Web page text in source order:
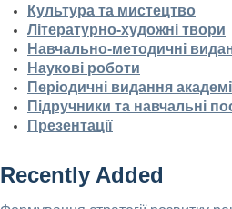
Культура та мистецтво
Літературно-художні твори
Навчально-методичні
Наукові роботи
Періодичні видання
Підручники та навчальні
Презентації
Recently Added